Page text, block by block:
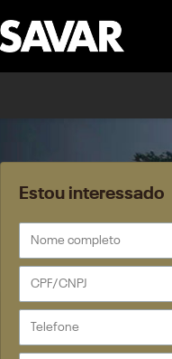
Estou interessado